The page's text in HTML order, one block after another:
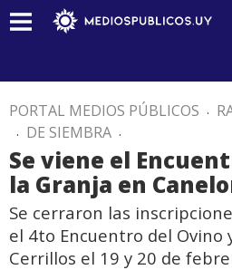
PORTAL MEDIOS PÚBLICOS .
. DE SIEMBRA .
Se viene el
la Granja en
Se cerraron las
el 4to Encuentro del Ovino
Cerrillos el 19 y 20 de